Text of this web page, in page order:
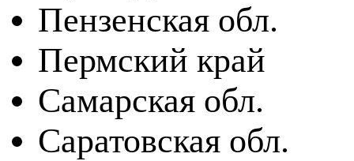
Пензенская обл.
Пермский край
Самарская обл.
Саратовская обл.